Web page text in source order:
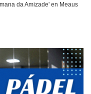
da Amizade' en Meaus